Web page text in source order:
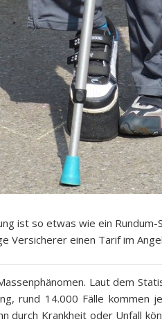
ist so etwas wie ein
Versicherer einen Tarif im
Laut dem
rund 14.000 Fälle kommen
durch Krankheit oder Unfall